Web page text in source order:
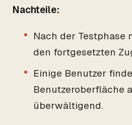
Nachteile:
Nach der Testphase
den fortgesetzten
Einige Benutzer
Benutzeroberfläche
überwältigend.